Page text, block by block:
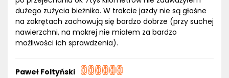
dużego zużycia bieżnika. W trakcie jazdy nie są głośne
na zakrętach zachowują się bardzo dobrze (przy suchej
nawierzchni, na mokrej nie miałem za bardzo
możliwości ich sprawdzenia).
Paweł Foltyński